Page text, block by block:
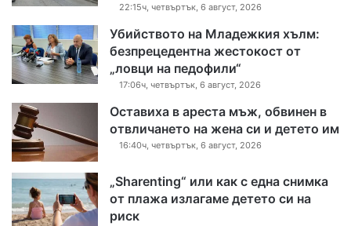
22:15ч, четвъртък, 6 август, 2026
Убийството на Младежкия хълм:
безпрецедентна жестокост от
„ловци на педофили“
17:06ч, четвъртък, 6 август, 2026
Оставиха в ареста мъж, обвинен в
отвличането на жена си и детето им
16:40ч, четвъртък, 6 август, 2026
„Sharenting“ или как с една снимка
от плажа излагаме детето си на
риск